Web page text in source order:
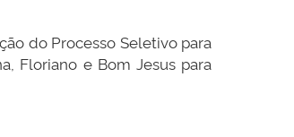
do Processo Seletivo para
Floriano e Bom Jesus para